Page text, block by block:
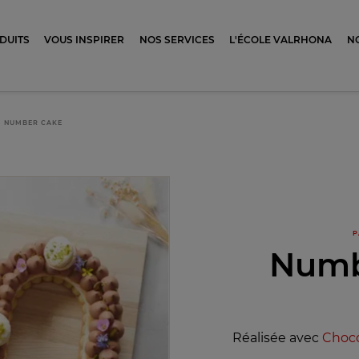
VOUS INSPIRER NOS SERVICES L'ÉCOLE VALRHONA
NUMBER CAKE
Réalisée avec